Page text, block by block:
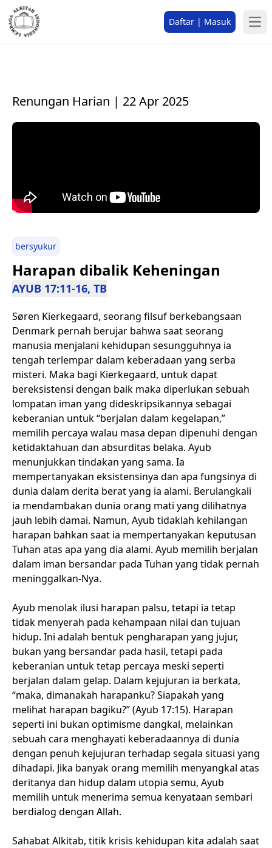
Daftar | Masuk
Renungan Harian | 22 Apr 2025
bersyukur
Harapan dibalik Keheningan
AYUB 17:11-16, TB
Søren Kierkegaard, seorang filsuf berkebangsaan
Denmark pernah berujar bahwa saat seorang
manusia menjalani kehidupan sesungguhnya ia
tengah terlempar dalam keberadaan yang serba
misteri. Maka bagi Kierkegaard, untuk dapat
bereksistensi dengan baik maka diperlukan sebuah
lompatan iman yang dideskripsikannya sebagai
keberanian untuk “berjalan dalam kegelapan,”
memilih percaya walau masa depan dipenuhi dengan
ketidaktahuan dan absurditas belaka. Ayub
menunjukkan tindakan yang sama. Ia
mempertanyakan eksistensinya dan apa fungsinya di
dunia dalam derita berat yang ia alami. Berulangkali
ia mendambakan dunia orang mati yang dilihatnya
jauh lebih damai. Namun, Ayub tidaklah kehilangan
harapan bahkan saat ia mempertanyakan keputusan
Tuhan atas apa yang dia alami. Ayub memilih berjalan
dalam iman bersandar pada Tuhan yang tidak pernah
meninggalkan-Nya.
Ayub menolak ilusi harapan palsu, tetapi ia tetap
tidak menyerah pada kehampaan nilai dan tujuan
hidup. Ini adalah bentuk pengharapan yang jujur,
bukan yang bersandar pada hasil, tetapi pada
keberanian untuk tetap percaya meski seperti
berjalan dalam gelap. Dalam kejujuran ia berkata,
“maka, dimanakah harapanku? Siapakah yang
melihat harapan bagiku?” (Ayub 17:15). Harapan
seperti ini bukan optimisme dangkal, melainkan
sebuah cara menghayati keberadaannya di dunia
dengan penuh kejujuran terhadap segala situasi yang
dihadapi. Jika banyak orang memilih menyangkal atas
deritanya dan hidup dalam utopia semu, Ayub
memilih untuk menerima semua kenyataan sembari
berdialog dengan Allah.
Sahabat Alkitab, titik krisis kehidupan kita adalah saat